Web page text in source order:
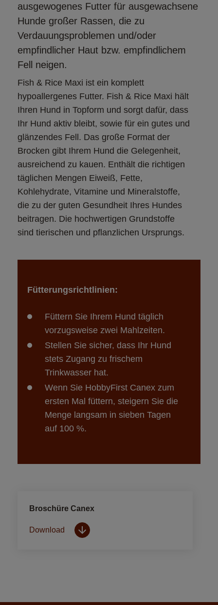
ausgewogenes Futter für ausgewachsene
Hunde großer Rassen, die zu
Verdauungsproblemen und/oder
empfindlicher Haut bzw. empfindlichem
Fell neigen.
Fish & Rice Maxi ist ein komplett
hypoallergenes Futter. Fish & Rice Maxi hält
Ihren Hund in Topform und sorgt dafür, dass
Ihr Hund aktiv bleibt, sowie für ein gutes und
glänzendes Fell. Das große Format der
Brocken gibt Ihrem Hund die Gelegenheit,
ausreichend zu kauen. Enthält die richtigen
täglichen Mengen Eiweiß, Fette,
Kohlehydrate, Vitamine und Mineralstoffe,
die zu der guten Gesundheit Ihres Hundes
beitragen. Die hochwertigen Grundstoffe
sind tierischen und pflanzlichen Ursprungs.
Fütterungsrichtlinien:
Füttern Sie Ihrem Hund täglich
Stellen Sie sicher, dass Ihr Hund
stets Zugang zu frischem
Wenn Sie HobbyFirst Canex zum
ersten Mal füttern, steigern Sie die
Menge langsam in sieben Tagen
auf 100 %.
Broschüre Canex
Download